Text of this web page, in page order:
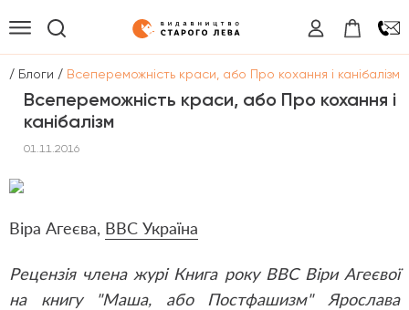
/ Блоги / Всепереможність краси, або Про кохання і канібалізм
Всепереможність краси, або Про кохання і
канібалізм
01.11.2016
Віра Агеєва, ВВС Україна
Рецензія члена журі Книга року ВВС Віри Агеєвої
на книгу "Маша, або Постфашизм" Ярослава